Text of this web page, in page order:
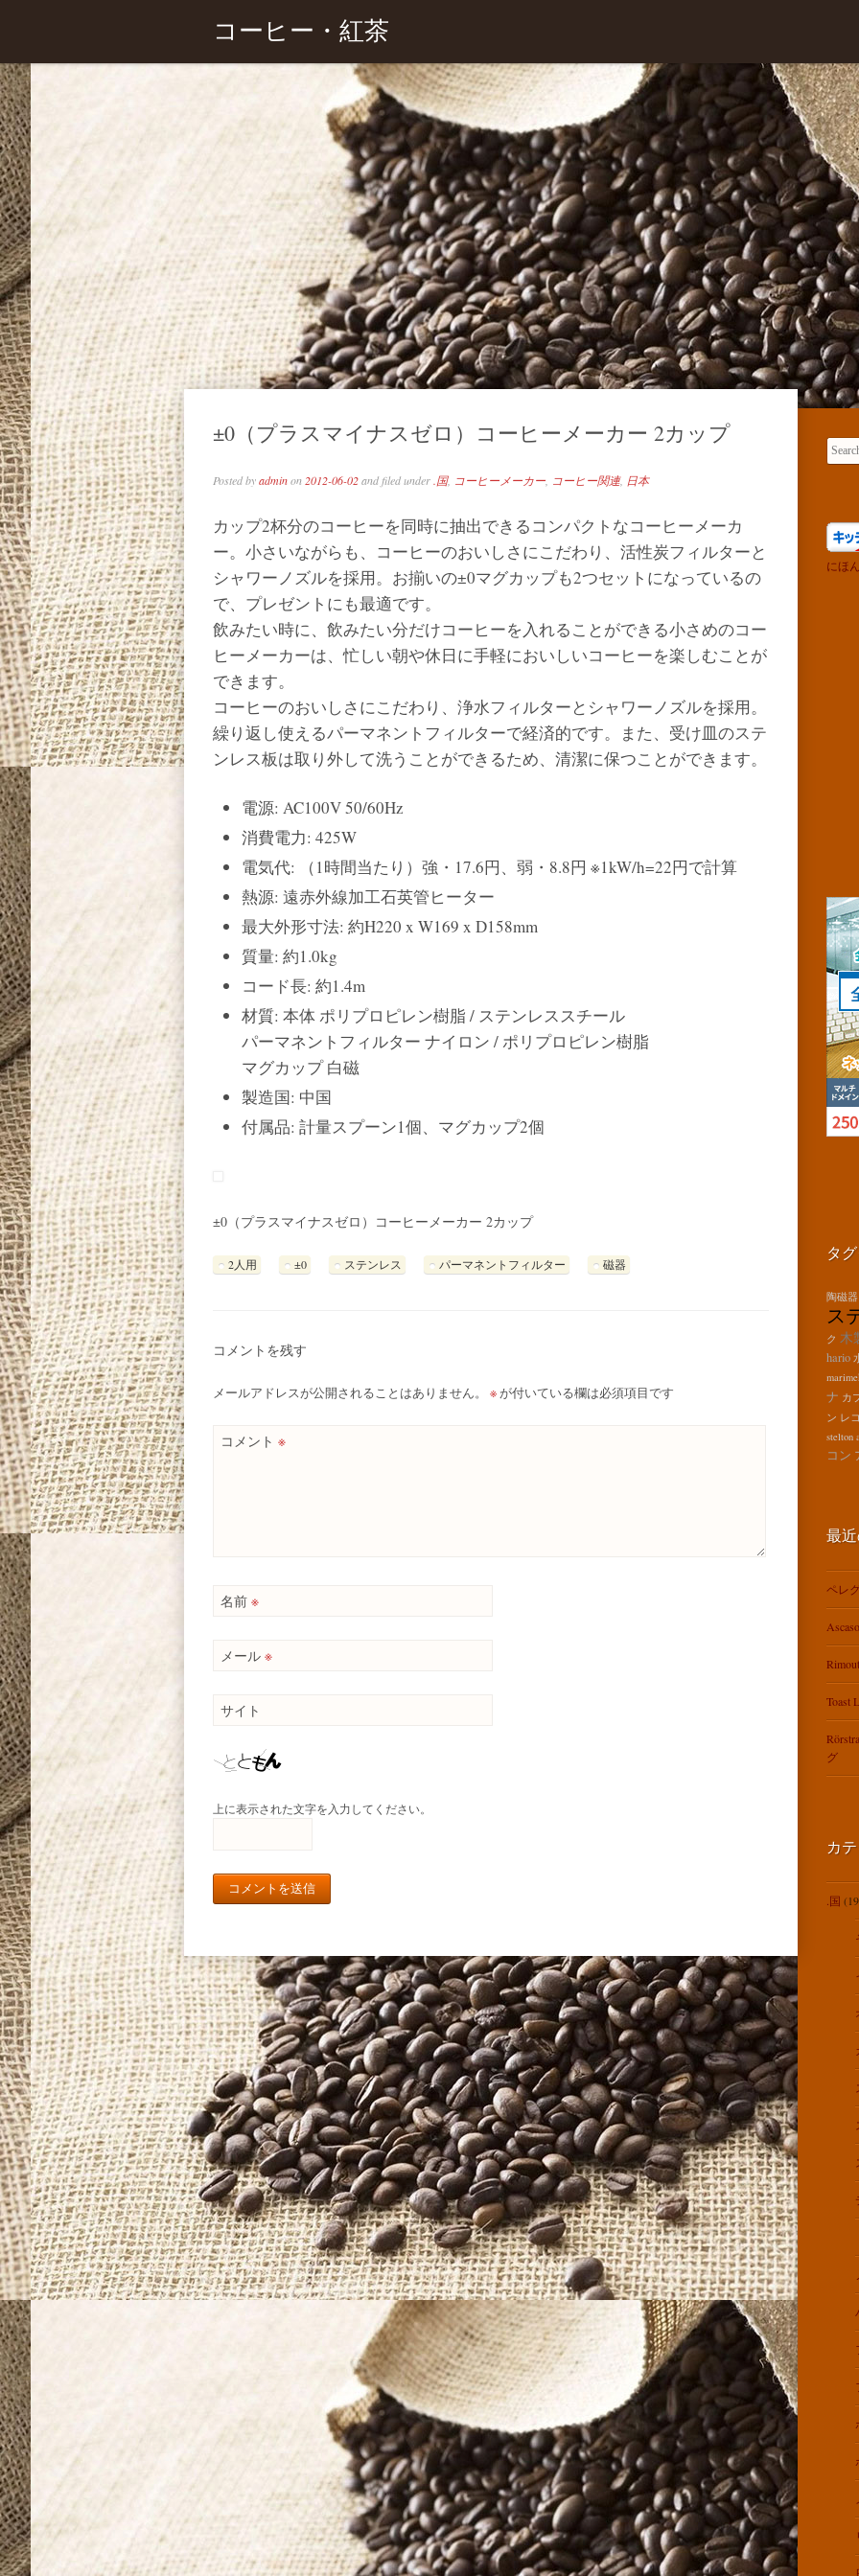
コーヒー・紅茶
±0（プラスマイナスゼロ）コーヒーメーカー 2カップ
Posted byadminon 2012-06-02and filed under.国, コーヒーメーカー コーヒー関連, 日本
カップ2杯分のコーヒーを同時に抽出できるコンパクトなコーヒーメーカ
ー。小さいながらも、コーヒーのおいしさにこだわり、活性炭フィルターと
シャワーノズルを採用。お揃いの±0マグカップも2つセットになっているの
で、プレゼントにも最適です。
飲みたい時に、飲みたい分だけコーヒーを入れることができる小さめのコー
ヒーメーカーは、忙しい朝や休日に手軽においしいコーヒーを楽しむことが
できます。
コーヒーのおいしさにこだわり、浄水フィルターとシャワーノズルを採用。
繰り返し使えるパーマネントフィルターで経済的です。また、受け皿のステ
ンレス板は取り外して洗うことができるため、清潔に保つことができます。
電源: AC100V 50/60Hz
消費電力: 425W
電気代: （1時間当たり）強・17.6円、弱・8.8円 ※1kW/h=22円で計算
熱源: 遠赤外線加工石英管ヒーター
最大外形寸法: 約H220 x W169 x D158mm
質量: 約1.0kg
コード長: 約1.4m
材質: 本体 ポリプロピレン樹脂 / ステンレススチール
パーマネントフィルター ナイロン / ポリプロピレン樹脂
マグカップ 白磁
製造国: 中国
付属品: 計量スプーン1個、マグカップ2個
±0（プラスマイナスゼロ）コーヒーメーカー 2カップ
2人用 ±0 ステンレス パーマネントフィルター 磁器
コメントを残す
メールアドレスが公開されることはありません。 ※ が付いている欄は必須項目です
コメント ※
名前 ※
メール ※
サイト
上に表示された文字を入力してください。
にほ
タ
陶磁器
ス
ク 木
hario
ナ カ
ン レ
stelton
コン
最
ペレ
Toast
グ
カ
.国